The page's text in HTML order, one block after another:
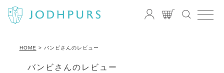
HOME バンビさんのレビュー
バンビさんのレビュー